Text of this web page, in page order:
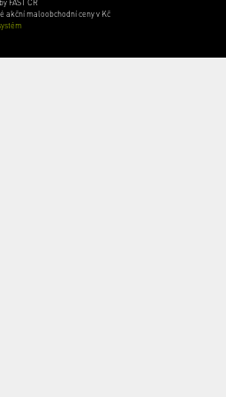
FAST ČR
akční maloobchodní ceny v Kč